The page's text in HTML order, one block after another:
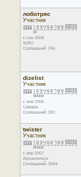
лоботряс
Участник
с сен 2008
42RU
Сообщений: 246
dizelist
Участник
с янв 2006
Самара
Сообщений: 392
twister
Участник
с апр 2007
Архангельск
Сообщений: 3264